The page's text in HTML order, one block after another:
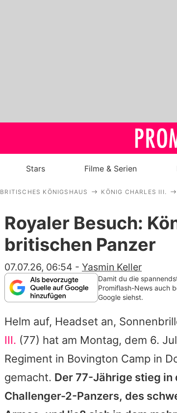
App
Stars Filme & Serien
BRITISCHES KÖNIGSHAUS KÖNIG CHARLES III.
Royaler Besuch:
britischen Panzer
07.07.26, 06:54 - Yasmin Keller
Damit du die
Promiflash-News auch
Google siehst.
Helm auf, Headset an,
III. (77) hat am Montag, dem 6.
Regiment in Bovington Camp in
gemacht. Der 77-Jährige stieg in
Challenger-2-Panzers, des